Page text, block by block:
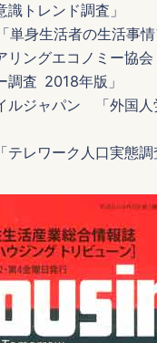
識トレンド調査」
身生活者の生活事情
リングエコノミー協
調査 2018年版」
ルジャパン 「外国人
レワーク人口実態調